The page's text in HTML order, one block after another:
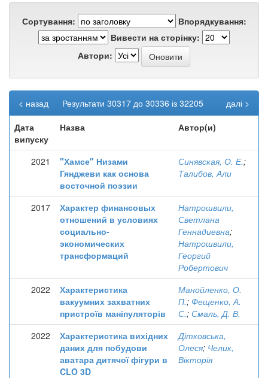
Сортування:
Впорядкування:
Вивести на сторінку:
Автори:
Результати 30317 до 30336 із 32205
< назад
далі >
Дата
випуску
Назва Автор(и)
2021
"Хамсе" Низами
Гянджеви как основа
восточной поэзии
Синявская, О. Е.;
Талибов, Али
2017
Характер финансовых
отношений в условиях
социально-
экономических
трансформаций
Натрошвили,
Светлана
Геннадиевна;
Натрошвили,
Георгий
Робертович
2022
Характеристика
вакуумних захватних
пристроїв маніпуляторів
Манойленко, О.
П.; Фещенко, А.
С.; Смаль, Д. В.
2022
Характеристика вихідних
даних для побудови
аватара дитячої фігури в
CLO 3D
Дітковська,
Олеся; Челик,
Вікторія